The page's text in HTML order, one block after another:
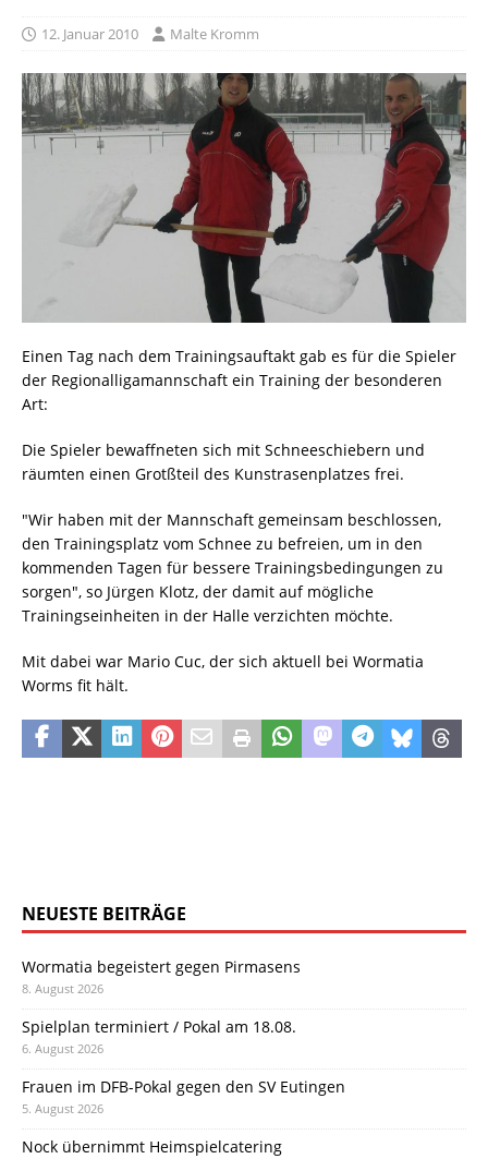
12. Januar 2010 Malte Kromm
Einen Tag nach dem Trainingsauftakt gab es für die Spieler
der Regionalligamannschaft ein Training der besonderen
Art:
Die Spieler bewaffneten sich mit Schneeschiebern und
räumten einen Grotßteil des Kunstrasenplatzes frei.
"Wir haben mit der Mannschaft gemeinsam beschlossen,
den Trainingsplatz vom Schnee zu befreien, um in den
kommenden Tagen für bessere Trainingsbedingungen zu
sorgen", so Jürgen Klotz, der damit auf mögliche
Trainingseinheiten in der Halle verzichten möchte.
Mit dabei war Mario Cuc, der sich aktuell bei Wormatia
Worms fit hält.
NEUESTE BEITRÄGE
Wormatia begeistert gegen Pirmasens
8. August 2026
Spielplan terminiert / Pokal am 18.08.
6. August 2026
Frauen im DFB-Pokal gegen den SV Eutingen
5. August 2026
Nock übernimmt Heimspielcatering